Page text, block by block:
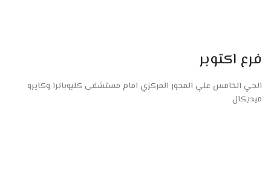
فرع اكتوبر
الحي الخامس علي المحور المركزي امام مستشفى كليوباترا وكايرو
ميديكال